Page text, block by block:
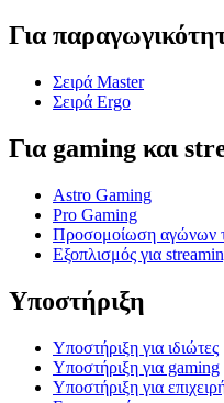
Για
Σειρά Master
Σειρά Ergo
Για gaming και
Astro Gaming
Pro Gaming
Προσομοίωση αγώνων
Εξοπλισμός για
Υποστήριξη
Υποστήριξη για ιδιώτες
Υποστήριξη για gaming
Υποστήριξη για